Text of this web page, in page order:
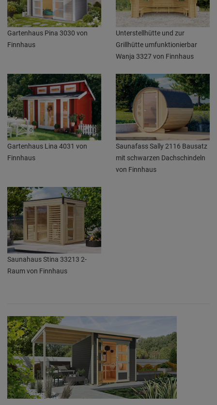
Gartenhaus Pina 3030 von
Finnhaus
Unterstellhütte und zur
Grillhütte umfunktionierbar
Wanja 3327 von Finnhaus
Gartenhaus Lina 4031 von
Finnhaus
Saunafass Sally 2116 Bausatz
mit schwarzen Dachschindeln
von Finnhaus
Saunahaus Stina 33213 2-
Raum von Finnhaus